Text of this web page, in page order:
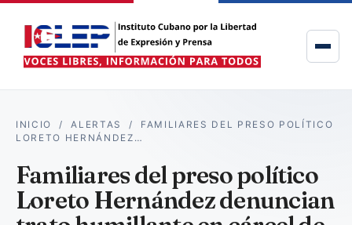
INICIO /ALERTAS / FAMILIARES DEL PRESO POLÍTICO
LORETO HERNÁNDEZ…
Familiares del preso político
Loreto Hernández denuncian